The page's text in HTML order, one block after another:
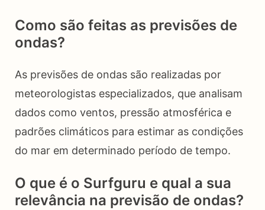
Como são feitas as previsões de
ondas?
As previsões de ondas são realizadas por
meteorologistas especializados, que analisam
dados como ventos, pressão atmosférica e
padrões climáticos para estimar as condições
do mar em determinado período de tempo.
O que é o Surfguru e qual a sua
relevância na previsão de ondas?